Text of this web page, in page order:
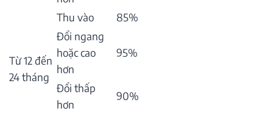
Từ 12 đến
24 tháng
Thu vào
85%
Đổi ngang
hoặc cao
hơn
95%
Đổi thấp
hơn
90%